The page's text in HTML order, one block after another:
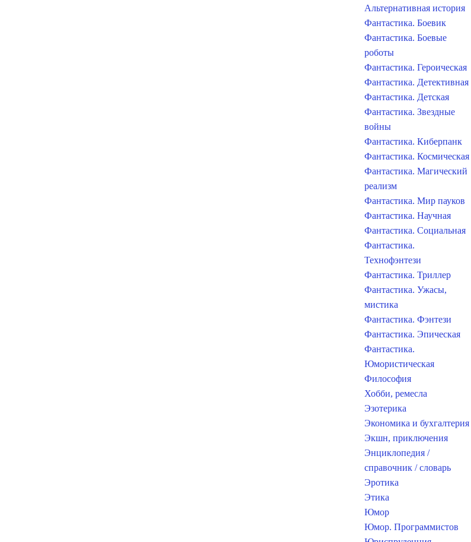
Альтернативная история
Фантастика. Боевик
Фантастика. Боевые
роботы
Фантастика. Героическая
Фантастика. Детективная
Фантастика. Детская
Фантастика. Звездные
войны
Фантастика. Киберпанк
Фантастика. Космическая
Фантастика. Магический
реализм
Фантастика. Мир пауков
Фантастика. Научная
Фантастика. Социальная
Фантастика.
Технофэнтези
Фантастика. Триллер
Фантастика. Ужасы,
мистика
Фантастика. Фэнтези
Фантастика. Эпическая
Фантастика.
Юмористическая
Философия
Хобби, ремесла
Эзотерика
Экономика и бухгалтерия
Экшн, приключения
Энциклопедия /
справочник / словарь
Эротика
Этика
Юмор
Юмор. Программистов